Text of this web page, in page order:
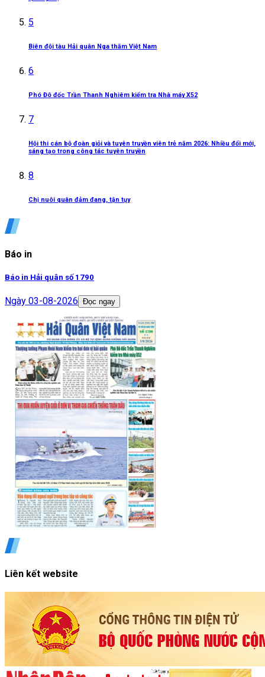
5
Biên đội tàu Hải quân Nga thăm Việt Nam
6
Phó Đô đốc Trần Thanh Nghiêm kiểm tra Nhà máy X52
7
Hội thi cán bộ đoàn giỏi và tuyên truyền viên trẻ năm 2026: Nhiều đổi mới,
sáng tạo trong công tác tuyên truyền
8
Chị nuôi quân đảm đang, tận tụy
Báo in
Báo in Hải quân số 1790
Ngày 03-08-2026 Đọc ngay
Liên kết website